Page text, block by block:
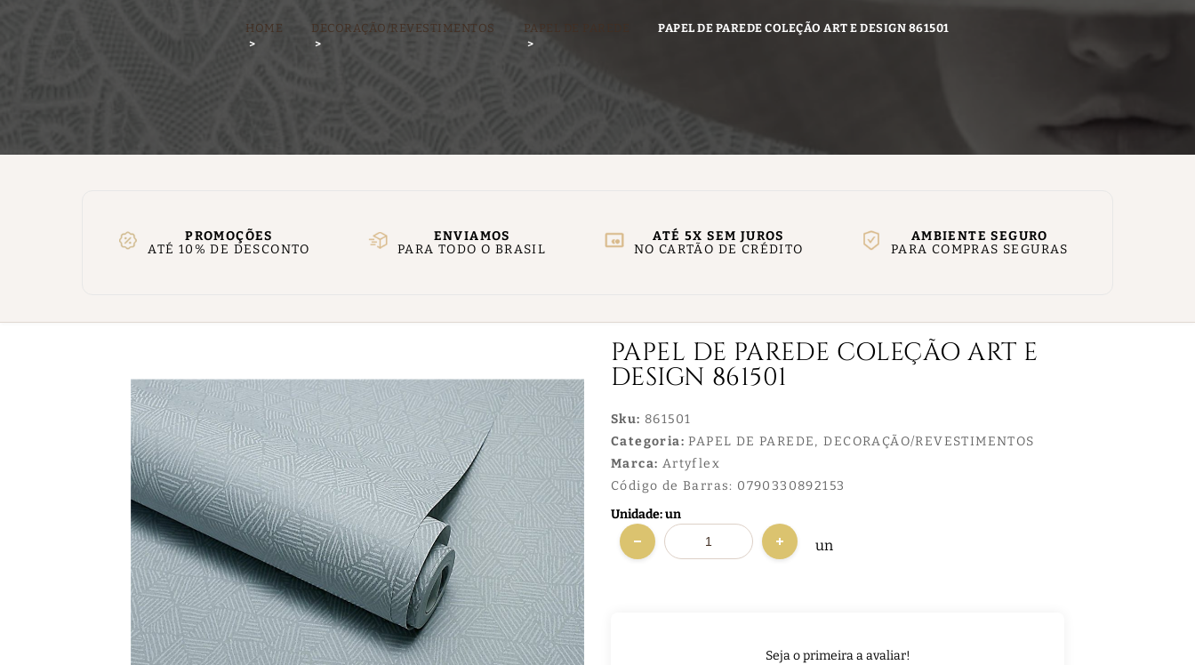
HOME DECORAÇÃO/REVESTIMENTOS PAPEL DE PAREDE PAPEL DE PAREDE COLEÇÃO ART E DESIGN 861501
PROMOÇÕES
ATÉ 10% DE DESCONTO
ENVIAMOS
PARA TODO O BRASIL
ATÉ 5X SEM JUROS
NO CARTÃO DE CRÉDITO
AMBIENTE SEGURO
PARA COMPRAS SEGURAS
PAPEL DE PAREDE COLEÇÃO ART E
DESIGN 861501
Sku: 861501
Categoria: PAPEL DE PAREDE
DECORAÇÃO/REVESTIMENTOS
Marca: Artyflex
Código de Barras: 0790330892153
Seja o primeira a avaliar!
Unidade: un
un